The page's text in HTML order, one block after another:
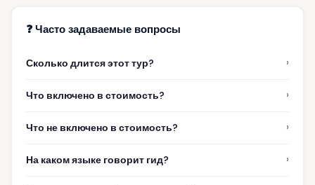
❓ Часто задаваемые вопросы
Сколько длится этот тур? ›
Что включено в стоимость? ›
Что не включено в стоимость? ›
На каком языке говорит гид? ›